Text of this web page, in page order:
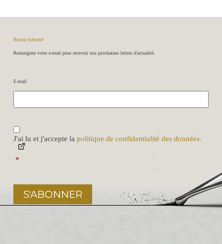
Restez informé
Renseignez votre e-mail pour recevoir nos prochaines lettres d'actualité.
E-mail
P
D
*
J'ai lu et j'accepte la politique de confidentialité des données.
*
S'ABONNER